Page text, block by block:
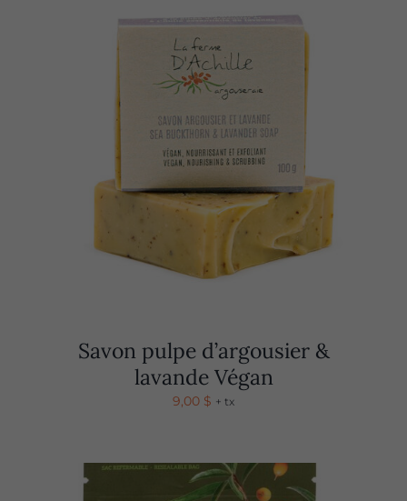
Savon pulpe d’argousier &
lavande Végan
9,00 $ + tx